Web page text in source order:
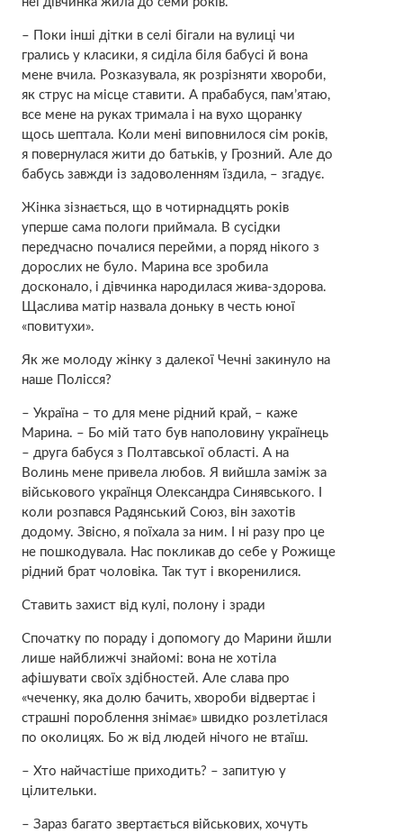
– Поки інші дітки в селі бігали на вулиці чи
грались у класики, я сиділа біля бабусі й вона
мене вчила. Розказувала, як розрізняти хвороби,
як струс на місце ставити. А прабабуся, пам’ятаю,
все мене на руках тримала і на вухо щоранку
щось шептала. Коли мені виповнилося сім років,
я повернулася жити до батьків, у Грозний. Але до
бабусь завжди із задоволенням їздила, – згадує.
Жінка зізнається, що в чотирнадцять років
уперше сама пологи приймала. В сусідки
передчасно почалися перейми, а поряд нікого з
дорослих не було. Марина все зробила
досконало, і дівчинка народилася жива-здорова.
Щаслива матір назвала доньку в честь юної
«повитухи».
Як же молоду жінку з далекої Чечні закинуло на
наше Полісся?
– Україна – то для мене рідний край, – каже
Марина. – Бо мій тато був наполовину українець
– друга бабуся з Полтавської області. А на
Волинь мене привела любов. Я вийшла заміж за
військового українця Олександра Синявського. І
коли розпався Радянський Союз, він захотів
додому. Звісно, я поїхала за ним. І ні разу про це
не пошкодувала. Нас покликав до себе у Рожище
рідний брат чоловіка. Так тут і вкоренилися.
Ставить захист від кулі, полону і зради
Спочатку по пораду і допомогу до Марини йшли
лише найближчі знайомі: вона не хотіла
афішувати своїх здібностей. Але слава про
«чеченку, яка долю бачить, хвороби відвертає і
страшні пороблення знімає» швидко розлетілася
по околицях. Бо ж від людей нічого не втаїш.
– Хто найчастіше приходить? – запитую у
цілительки.
– Зараз багато звертається військових, хочуть